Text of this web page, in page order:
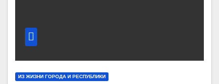
ИЗ ЖИЗНИ ГОРОДА И РЕСПУБЛИКИ